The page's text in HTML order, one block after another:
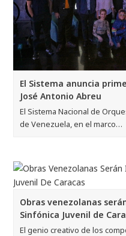
El Sistema anuncia
José Antonio Abreu
El Sistema Nacional de
de Venezuela, en el marco…
Obras venezolanas
Sinfónica Juvenil de
El genio creativo de los